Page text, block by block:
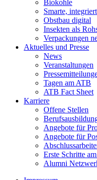
Biokohle
Smarte,
Obstbau digital
Insekten als
Verpackungen
Aktuelles und Presse
News
Veranstaltungen
Tagen am ATB
ATB Fact Sheet
Karriere
Offene Stellen
Angebote für
Angebote für
Erste Schritte
Alumni